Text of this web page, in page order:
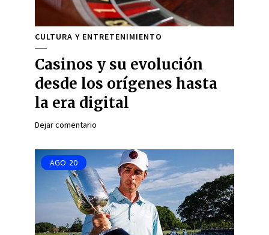
CULTURA Y ENTRETENIMIENTO
Casinos y su evolución
desde los orígenes hasta
la era digital
Dejar comentario
AGO 20